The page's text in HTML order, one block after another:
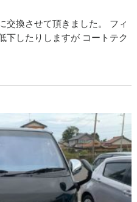
交換させて頂きました。 フィ
下したりしますが コートテク